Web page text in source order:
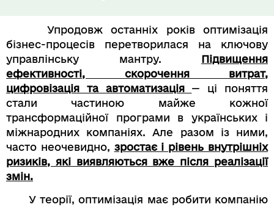
Упродовж останніх років оптимізація
бізнес-процесів перетворилася на ключову
управлінську мантру. Підвищення
ефективності, скорочення витрат,
цифровізація та автоматизація — ці поняття
стали частиною майже кожної
трансформаційної програми в українських і
міжнародних компаніях. Але разом із ними,
часто неочевидно, зростає і рівень внутрішніх
ризиків, які виявляються вже після реалізації
змін.
У теорії, оптимізація має робити компанію